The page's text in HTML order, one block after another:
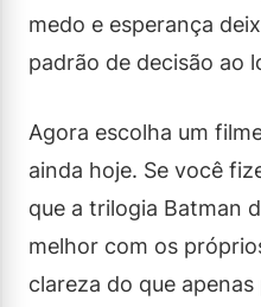
medo e esperança
padrão de decisão ao
Agora escolha um
ainda hoje. Se você
que a trilogia Batman
melhor com os
clareza do que